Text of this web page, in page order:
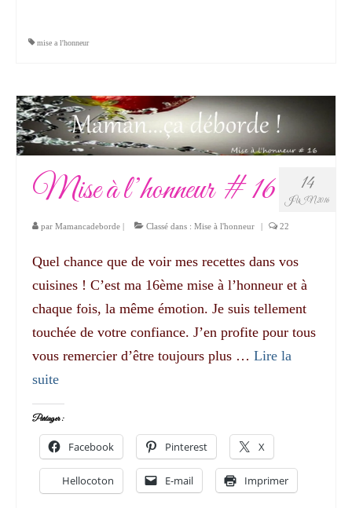
mise a l'honneur
14
JUIN 2016
Mise à l’honneur # 16
par Mamancadeborde Classé dans : Mise à l'honneur 22
Quel chance que de voir mes recettes dans vos
cuisines ! C’est ma 16ème mise à l’honneur et à
chaque fois, la même émotion. Je suis tellement
touchée de votre confiance. J’en profite pour tous
vous remercier d’être toujours plus … Lire la
suite­­
Partager :
Facebook Pinterest X
Hellocoton E-mail Imprimer